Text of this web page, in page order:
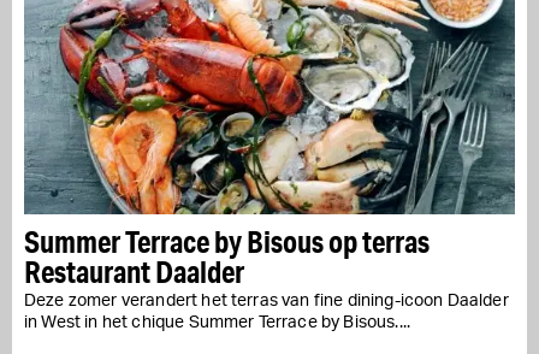
Summer Terrace by Bisous op terras
Restaurant Daalder
Deze zomer verandert het terras van fine dining-icoon Daalder
in West in het chique Summer Terrace by Bisous....